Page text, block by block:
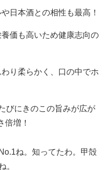
日本酒との相性も最高！
価も高いため健康志向の
り柔らかく、口の中でホ
びにきのこの旨みが広が
倍増！
ね。知ってたわ。甲殻
。